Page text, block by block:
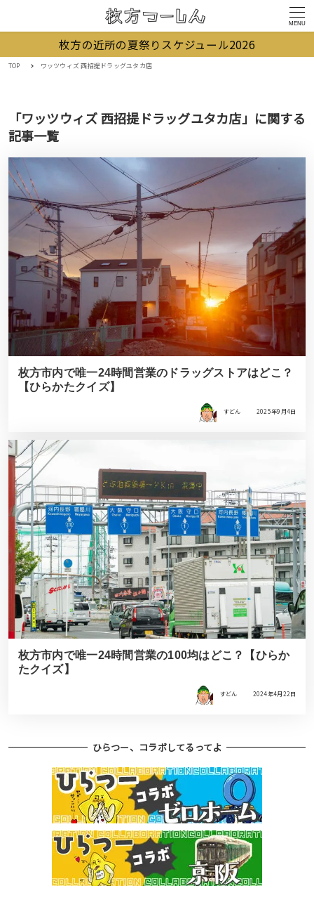
MENU
枚方の近所の夏祭りスケジュール2026
TOP ワッツウィズ 西招提ドラッグユタカ店
「ワッツウィズ 西招提ドラッグユタカ店」に関する
記事一覧
枚方市内で唯一24時間営業のドラッグストアはどこ？
【ひらかたクイズ】
すどん 2025年9月4日
枚方市内で唯一24時間営業の100均はどこ？【ひらか
たクイズ】
すどん 2024年4月22日
ひらつー、コラボしてるってよ